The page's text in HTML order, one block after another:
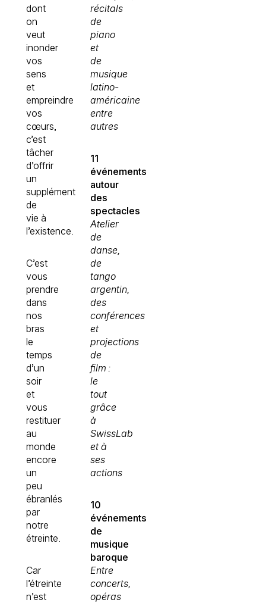
dont
on
veut
inonder
vos
sens
et
empreindre
vos
cœurs,
c’est
tâcher
d’offrir
un
supplément
de
vie à
l’existence.
C’est
vous
prendre
dans
nos
bras
le
temps
d’un
soir
et
vous
restituer
au
monde
encore
un
peu
ébranlés
par
notre
étreinte.
Car
l’étreinte
n’est
récitals
de
piano
et
de
musique
latino-
américaine
entre
autres
11
événements
autour
des
spectacles
Atelier
de
danse,
de
tango
argentin,
des
conférences
et
projections
de
film :
le
tout
grâce
à
SwissLab
et à
ses
actions
10
événements
de
musique
baroque
Entre
concerts,
opéras